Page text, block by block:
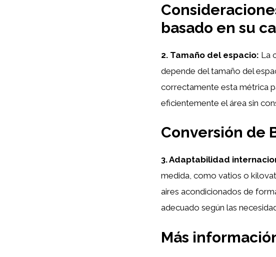
basado en su
2. Tamaño del espacio: La
depende del tamaño del
correctamente esta métrica
eficientemente el área sin
Conversión de
3. Adaptabilidad
medida, como vatios o
aires acondicionados de
adecuado según las
Más